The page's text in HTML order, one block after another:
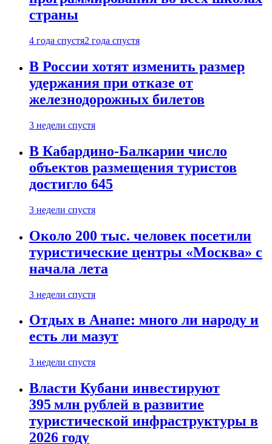
страны
4 года спустя2 года спустя
В России хотят изменить размер
удержания при отказе от
железнодорожных билетов
3 недели спустя
В Кабардино-Балкарии число
объектов размещения туристов
достигло 645
3 недели спустя
Около 200 тыс. человек посетили
туристические центры «Москва» с
начала лета
3 недели спустя
Отдых в Анапе: много ли народу и
есть ли мазут
3 недели спустя
Власти Кубани инвестируют
395 млн рублей в развитие
туристической инфраструктуры в
2026 году